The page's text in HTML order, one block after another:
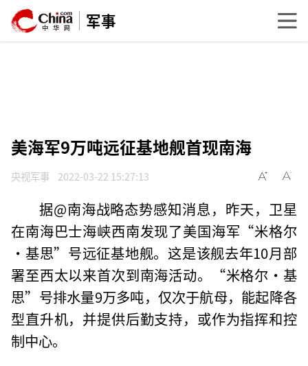
军事
美海军9万吨远征基地舰首现南海
央视军事 2022-03-22 15:27:13
据@南海战略态势感知消息，昨天，卫星
在南海巴士海峡西南发现了美国海军“米格尔
·基思”号远征基地舰。这是该舰去年10月部
署至西太以来首次到南海活动。“米格尔·基
思”号排水量9万多吨，仅次于航母，能起降各
型直升机，并提供后勤支持，或作为指挥和控
制中心。